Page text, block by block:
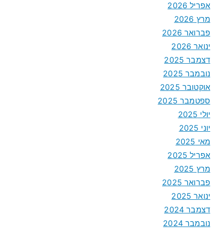
אפריל 2026
מרץ 2026
פברואר 2026
ינואר 2026
דצמבר 2025
נובמבר 2025
אוקטובר 2025
ספטמבר 2025
יולי 2025
יוני 2025
מאי 2025
אפריל 2025
מרץ 2025
פברואר 2025
ינואר 2025
דצמבר 2024
נובמבר 2024